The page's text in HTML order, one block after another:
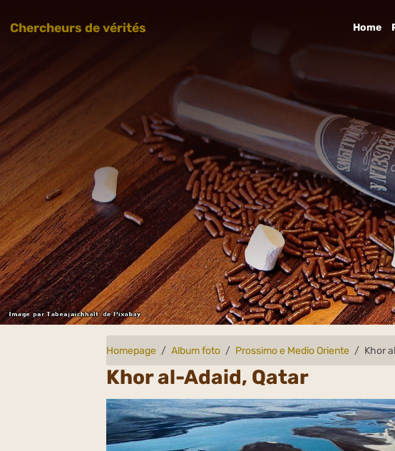
Chercheurs de vérités Home
Homepage Album foto Prossimo e Medio Oriente Khor
Khor al-Adaid, Qatar